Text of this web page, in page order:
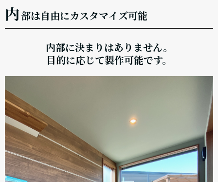
内部は自由にカスタマイズ可能
内部に決まりはありません。
目的に応じて製作可能です。